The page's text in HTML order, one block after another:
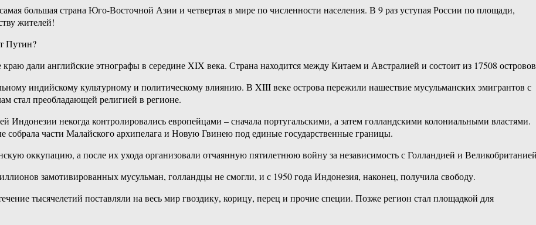
большая страна Юго-Восточной Азии и четвертая в мире по численности населения. В 9 раз уступая России по площади,
жителей!
Путин?
краю дали английские этнографы в середине XIX века. Страна находится между Китаем и Австралией и состоит из 17508
индийскому культурному и политическому влиянию. В XIII веке острова пережили нашествие мусульманских эмигрантов с
стал преобладающей религией в регионе.
Индонезии некогда контролировались европейцами – сначала португальскими, а затем голландскими колониальными властями.
части Малайского архипелага и Новую Гвинею под единые государственные границы.
оккупацию, а после их ухода организовали отчаянную пятилетнюю войну за независимость с Голландией и
замотивированных мусульман, голландцы не смогли, и с 1950 года Индонезия, наконец, получила свободу.
тысячелетий поставляли на весь мир гвоздику, корицу, перец и прочие специи. Позже регион стал площадкой для